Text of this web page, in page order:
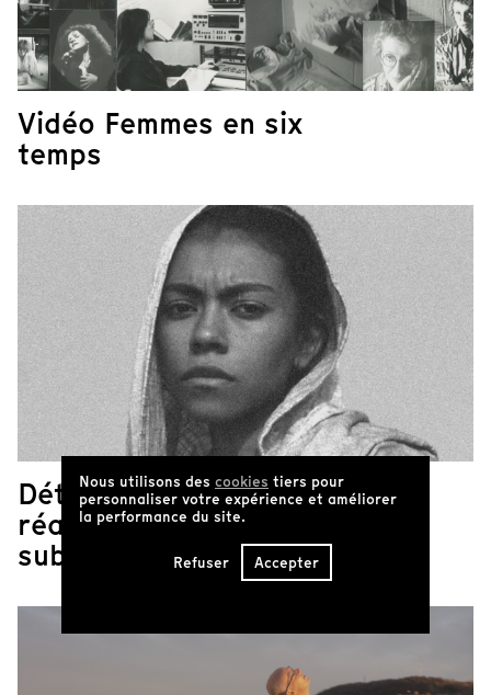
Vidéo Femmes en six
temps
Détraumatiser les
réalités afro-
subsahariennes
Nous utilisons des cookies tiers pour
personnaliser votre expérience et améliorer
la performance du site.
Refuser Accepter